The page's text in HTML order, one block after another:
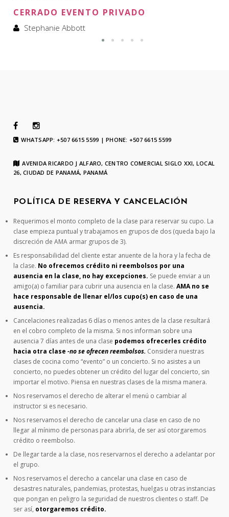
CERRADO EVENTO PRIVADO
Stephanie Abbott
WHATSAPP: +507 6615 5599 | PHONE: +507 6615 5599
AVENIDA RICARDO J ALFARO, CENTRO COMERCIAL SIGLO XXI, LOCAL
26, CIUDAD DE PANAMÁ, PANAMÁ
POLÍTICA DE RESERVA Y CANCELACIÓN
Requerimos el monto completo de la clase para reservar su cupo. La
clase empieza puntual y trabajamos en grupos de dos (queda bajo la
discreción de AMA armar grupos de 3).
Es responsabilidad del cliente estar anuente de la hora y la fecha de
la clase. No ofrecemos crédito ni reembolsos por una
ausencia en la clase, no hay excepciones. Se puede enviar a un
amigo(a) o familiar para cubrir una ausencia en la clase.AMA no se
hace responsable de llenar el/los cupo(s) en caso de una
ausencia.
Cancelaciones realizadas 6 días o menos antes de la clase resultará
en el cobro completo de la misma. Si nos informan sobre una
ausencia 7 días antes de una clase podemos ofrecerles crédito
hacia otra clase-no se ofrecen reembolsos. Considera nuestras
clases de cocina como “evento” o un concierto. Si no asistes a un
concierto, no puedes obtener un crédito del lugar del concierto, sin
importar el motivo. Piensa en nuestras clases de la misma manera.
Nos reservamos el derecho de alterar el menú o cambiar al
instructor si es necesario.
Nos reservamos el derecho de cancelar una clase en caso de no
llegar al mínimo de personas para abrirla, de ser así otorgaremos
crédito o reembolso.
De llegar tarde a la clase, nos reservarnos el derecho a adelantar por
el grupo.
Nos reservamos el derecho a cancelar una clase en caso de
desastres naturales, pandemias, protestas, huelgas u otras instancias
que pongan en peligro la seguridad de nuestros clientes o staff. De
ser así, otorgaremos crédito.